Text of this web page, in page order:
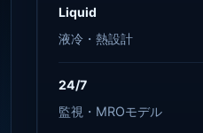
Liquid
液冷・熱設計
24/7
監視・MROモデル